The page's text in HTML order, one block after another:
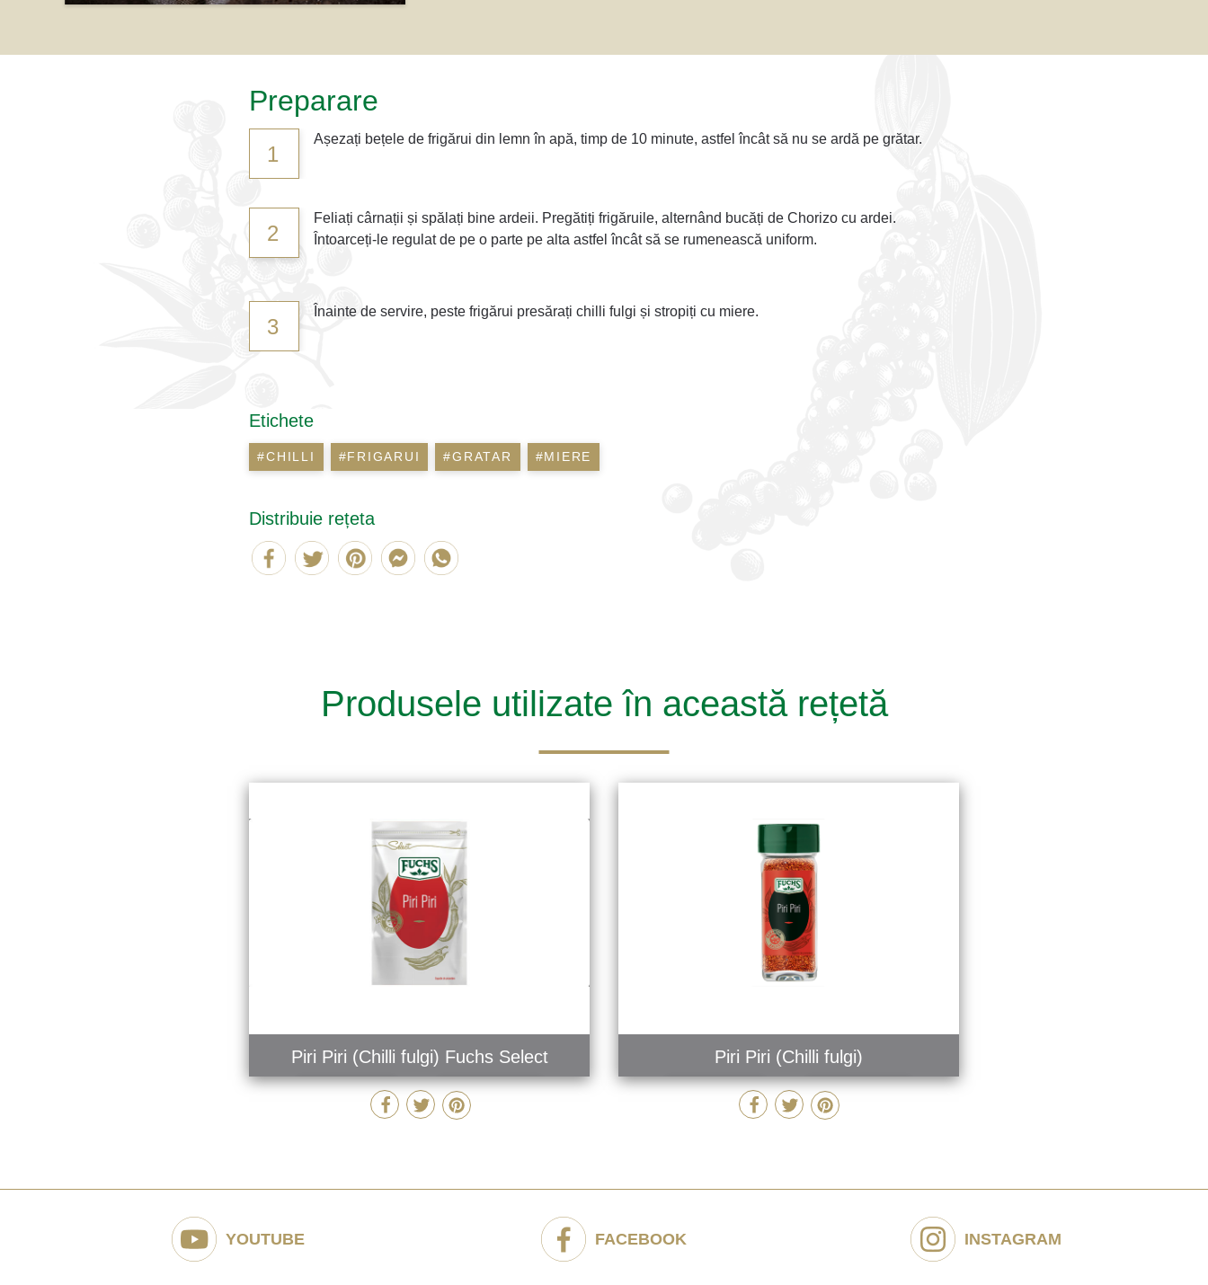
Preparare
1
Așezați bețele de frigărui din lemn în apă, timp de 10 minute, astfel încât să nu se ardă pe grătar.
2
Feliați cârnații și spălați bine ardeii. Pregătiți frigăruile, alternând bucăți de Chorizo cu ardei.
Întoarceți-le regulat de pe o parte pe alta astfel încât să se rumenească uniform.
3
Înainte de servire, peste frigărui presărați chilli fulgi și stropiți cu miere.
Etichete
#CHILLI #FRIGARUI #GRATAR #MIERE
Distribuie rețeta
Produsele utilizate în această rețetă
Piri Piri (Chilli fulgi) Fuchs Select
MAI MULT COMANDĂ
Piri Piri (Chilli fulgi)
MAI MULT COMANDĂ
YOUTUBE FACEBOOK INSTAGRAM